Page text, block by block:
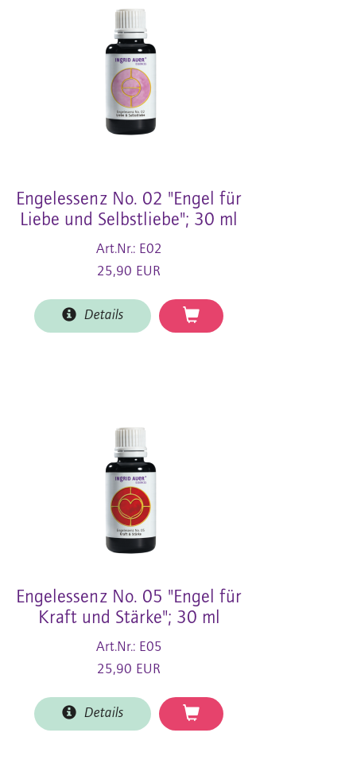
Engelessenz No. 02 "Engel für
Liebe und Selbstliebe"; 30 ml
Art.Nr.: E02
25,90 EUR
Details
Engelessenz No. 05 "Engel für
Kraft und Stärke"; 30 ml
Art.Nr.: E05
25,90 EUR
Details